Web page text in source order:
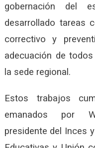
gobernación del
desarrollado tareas
correctivo y
adecuación de
la sede regional.
Estos trabajos
emanados por
presidente del Inces